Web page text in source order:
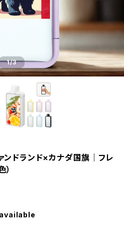
1/3
ンドランド×カナダ国旗｜フレ